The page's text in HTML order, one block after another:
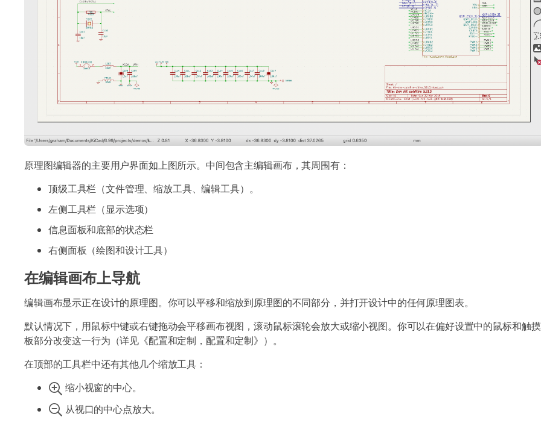
原理图编辑器的主要用户界面如上图所示。中间包含主编辑画布，其周围有：
顶级工具栏（文件管理、缩放工具、编辑工具）。
左侧工具栏（显示选项）
信息面板和底部的状态栏
右侧面板（绘图和设计工具）
在编辑画布上导航
编辑画布显示正在设计的原理图。你可以平移和缩放到原理图的不同部分，并打开设计中的任何原理图表。
默认情况下，用鼠标中键或右键拖动会平移画布视图，滚动鼠标滚轮会放大或缩小视图。你可以在偏好设置中的鼠标和触摸
板部分改变这一行为（详见《配置和定制，配置和定制》）。
在顶部的工具栏中还有其他几个缩放工具：
缩小视窗的中心。
从视口的中心点放大。